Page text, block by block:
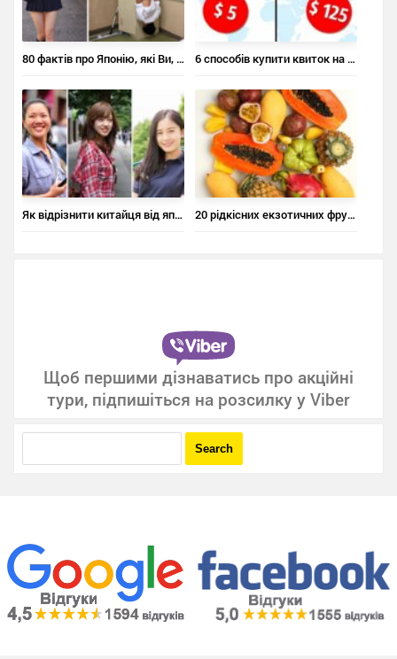
80 фактів про Японію, які Ви, напевно, не знали 6 способів купити квиток на літак за ціною квитка в кіно
Як відрізнити китайця від японця, а японця – від корейця 20 рідкісних екзотичних фруктів, про які ви не чули
Щоб першими дізнаватись про акційні
тури, підпишіться на розсилку у Viber